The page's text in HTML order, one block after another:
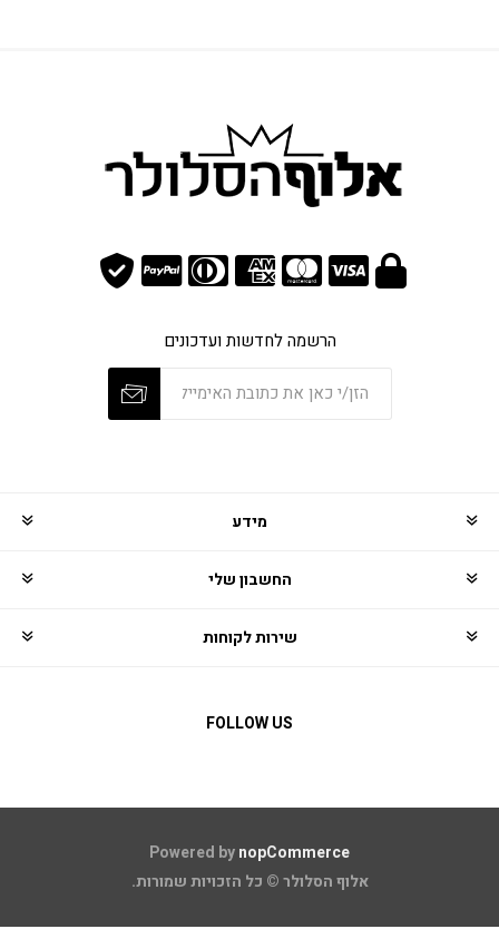
הרשמה לחדשות ועדכונים
מידע
החשבון שלי
שירות לקוחות
FOLLOW US
Powered bynopCommerce
אלוף הסלולר © כל הזכויות שמורות.